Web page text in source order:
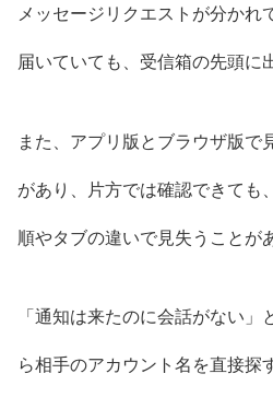
メッセージリクエストが分かれ
届いていても、受信箱の先頭に
また、アプリ版とブラウザ版で
があり、片方では確認できても
順やタブの違いで見失うことが
「通知は来たのに会話がない
ら相手のアカウント名を直接探